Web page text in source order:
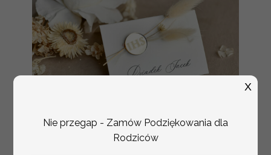
złote winietki na komunię, winietka
Nie przegap - Zamów Podziękowania dla
Rodziców
X